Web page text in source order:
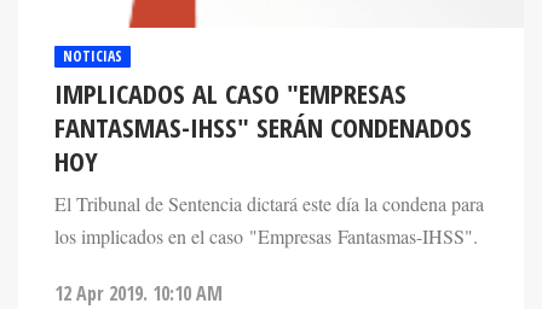
NOTICIAS
IMPLICADOS AL CASO "EMPRESAS
FANTASMAS-IHSS" SERÁN CONDENADOS
HOY
El Tribunal de Sentencia dictará este día la condena para
los implicados en el caso "Empresas Fantasmas-IHSS".
12 Apr 2019. 10:10 AM